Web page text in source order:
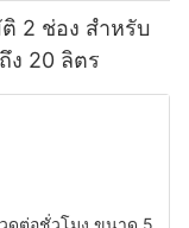
2 ช่อง สำหรับ
ง 20 ลิตร